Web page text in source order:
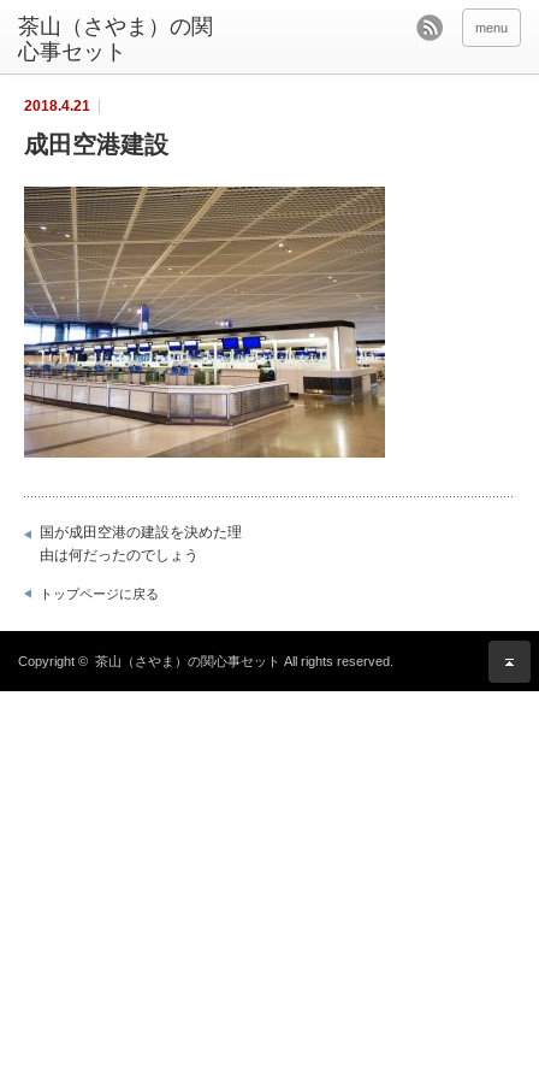
茶山（さやま）の関
心事セット
menu
2018.4.21
成田空港建設
国が成田空港の建設を決めた理
由は何だったのでしょう
トップページに戻る
Copyright © 茶山（さやま）の関心事セット All rights reserved.